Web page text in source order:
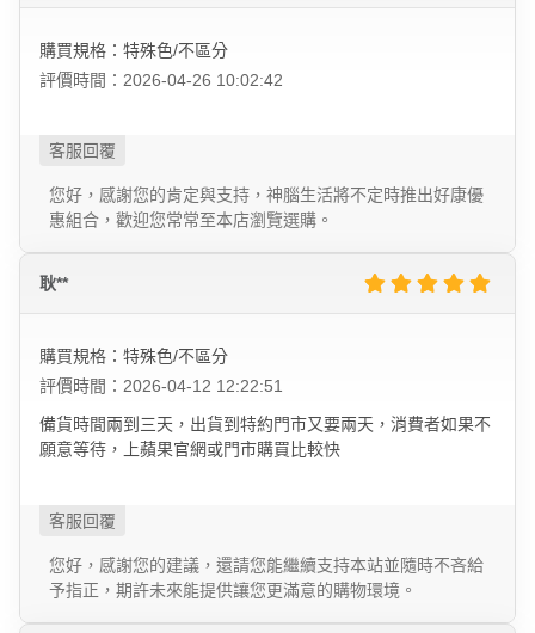
購買規格：特殊色/不區分
評價時間：2026-04-26 10:02:42
您好，感謝您的肯定與支持，神腦生活將不定時推出好康優
惠組合，歡迎您常常至本店瀏覽選購。
耿**
購買規格：特殊色/不區分
評價時間：2026-04-12 12:22:51
備貨時間兩到三天，出貨到特約門市又要兩天，消費者如果不
願意等待，上蘋果官網或門市購買比較快
您好，感謝您的建議，還請您能繼續支持本站並隨時不吝給
予指正，期許未來能提供讓您更滿意的購物環境。